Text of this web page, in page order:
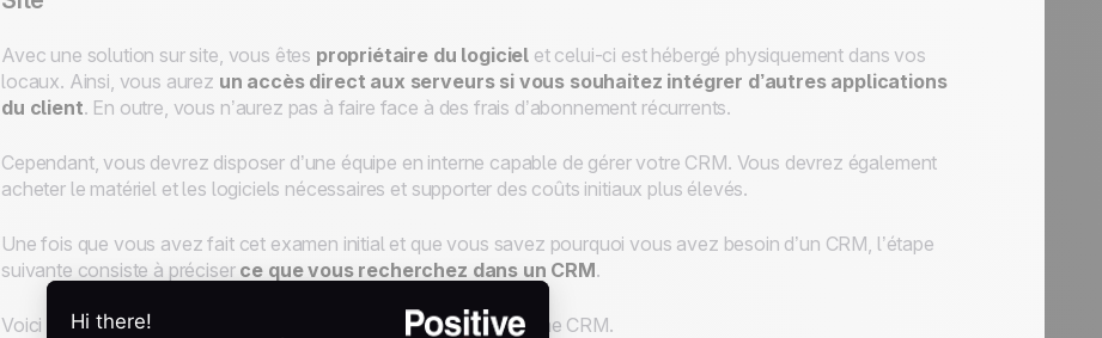
Avec une solution sur site, vous êtes propriétaire du logiciel et celui-ci est hébergé physiquement dans vos
locaux. Ainsi, vous aurez un accès direct aux serveurs si vous souhaitez intégrer d’autres applications
du client. En outre, vous n’aurez pas à faire face à des frais d’abonnement récurrents.
Cependant, vous devrez disposer d’une équipe en interne capable de gérer votre CRM. Vous devrez également
acheter le matériel et les logiciels nécessaires et supporter des coûts initiaux plus élevés.
Une fois que vous avez fait cet examen initial et que vous savez pourquoi vous avez besoin d’un CRM, l’étape
suivante consiste à préciser ce que vous recherchez dans un CRM.
Voici six éléments à prendre en compte lors du choix d’un système CRM.